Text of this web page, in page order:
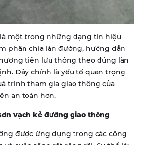
một trong những dạng tín hiệu
phân chia làn đường, hướng dẫn
tiện lưu thông theo đúng làn
Đây chính là yếu tố quan trọng
trình tham gia giao thông của
an toàn hơn.
vạch kẻ đường giao thông
được ứng dụng trong các công